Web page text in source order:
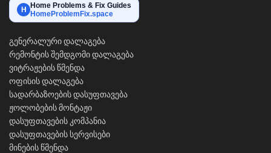
H Home Problems & Fix Guides
HomeProblemFix.space
გენერალური დალაგება
რემონტის შემდგომი დალაგება
ვიტრაჟების წმენდა
ოფისის დალაგება
სადარბაზოების დასუფთავება
ჟოლობების მონტაჟი
დასუფთავების კომპანია
დასუფთავების სერვისები
მინების წმენდა